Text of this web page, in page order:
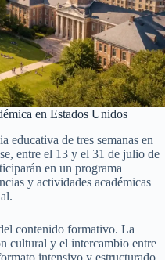
en Estados Unidos
educativa de tres semanas en
entre el 13 y el 31 de julio de
en un programa
y actividades académicas
contenido formativo. La
cultural y el intercambio entre
intensivo y estructurado.